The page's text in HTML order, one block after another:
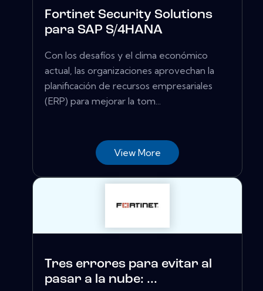
Fortinet Security Solutions
para SAP S/4HANA
Con los desafíos y el clima económico
actual, las organizaciones aprovechan la
planificación de recursos empresariales
(ERP) para mejorar la tom...
View More
Tres errores para evitar al
pasar a la nube: ...